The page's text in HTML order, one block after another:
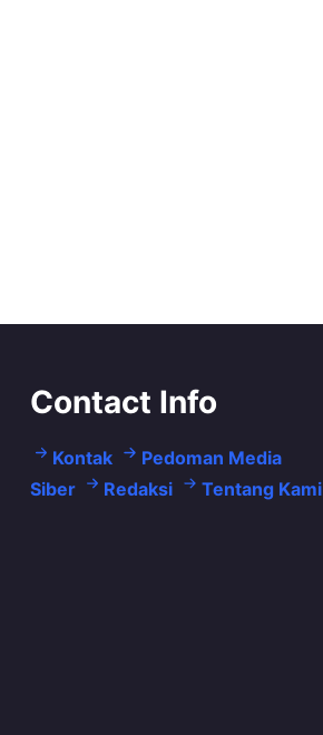
Contact Info
Kontak
Pedoman Media
Siber
Redaksi Tentang Kami